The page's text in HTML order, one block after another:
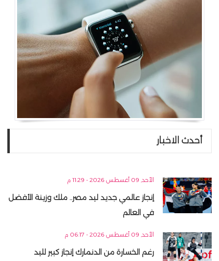
أحدث الاخبار
الأحد, 09 أغسطس 2026 - 11:29 م
إنجاز عالمي جديد ليد مصر.. ملك وزينة الأفضل
في العالم
الأحد, 09 أغسطس 2026 - 06:17 م
رغم الخسارة من الدنمارك إنجاز كبير لليد